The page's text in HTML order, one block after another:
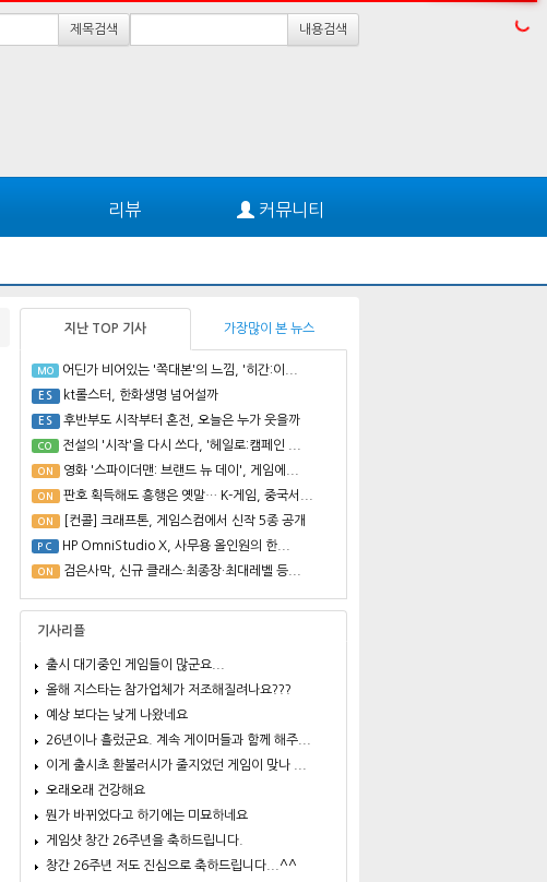
제목검색 내용검색
리뷰 커뮤니티
지난 TOP 기사 가장많이 본 뉴스
MO 어딘가 비어있는 '쪽대본'의 느낌, '히간:이...
ES kt롤스터, 한화생명 넘어설까
ES 후반부도 시작부터 혼전, 오늘은 누가 웃을까
CO 전설의 '시작'을 다시 쓰다, '헤일로:캠페인 ...
ON 영화 '스파이더맨: 브랜드 뉴 데이', 게임에...
ON 판호 획득해도 흥행은 옛말… K-게임, 중국서...
ON [컨콜] 크래프톤, 게임스컴에서 신작 5종 공개
PC HP OmniStudio X, 사무용 올인원의 한...
ON 검은사막, 신규 클래스·최종장·최대레벨 등...
기사리플
출시 대기중인 게임들이 많군요...
올해 지스타는 참가업체가 저조해질려나요???
예상 보다는 낮게 나왔네요
26년이나 흘렀군요. 계속 게이머들과 함께 해주...
이게 출시초 환불러시가 줄지었던 게임이 맞나 ...
오래오래 건강해요
뭔가 바뀌었다고 하기에는 미묘하네요
게임샷 창간 26주년을 축하드립니다.
창간 26주년 저도 진심으로 축하드립니다...^^